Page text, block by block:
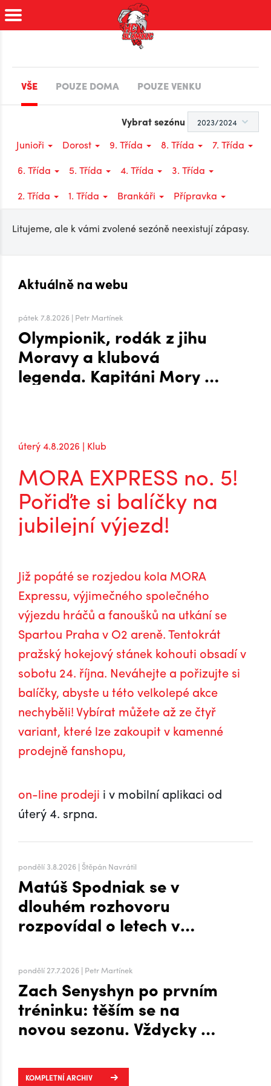
VŠE POUZE DOMA POUZE VENKU
Vybrat sezónu
Junioři
Dorost 9. Třída 8. Třída
7. Třída
6. Třída
5. Třída 4. Třída
3. Třída
2. Třída
1. Třída Brankáři Přípravka
Litujeme, ale k vámi zvolené sezóně neexistují zápasy.
Aktuálně na webu
pátek 7.8.2026 | Petr Martínek
Olympionik, rodák z jihu
Moravy a klubová
legenda. Kapitáni Mory po
úterý 4.8.2026 | Klub
MORA EXPRESS no. 5!
Pořiďte si balíčky na
jubilejní výjezd!
Již popáté se rozjedou kola MORA
Expressu, výjimečného společného
výjezdu hráčů a fanoušků na utkání se
Spartou Praha v O2 areně. Tentokrát
pražský hokejový stánek kohouti obsadí v
sobotu 24. října. Neváhejte a pořizujte si
balíčky, abyste u této velkolepé akce
nechyběli! Vybírat můžete až ze čtyř
variant, které lze zakoupit v kamenné
prodejně fanshopu,
on-line prodeji i v mobilní aplikaci od
úterý 4. srpna.
pondělí 3.8.2026 | Štěpán Navrátil
Matúš Spodniak se v
dlouhém rozhovoru
rozpovídal o letech v
pondělí 27.7.2026 | Petr Martínek
Zach Senyshyn po prvním
tréninku: těším se na
novou sezonu. Vždycky mi
zima, říká o Plechárně
KOMPLETNÍ ARCHIV